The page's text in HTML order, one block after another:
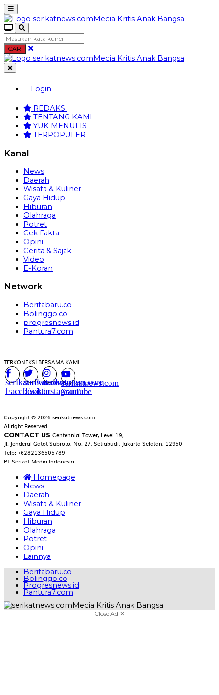
CARI
Login
REDAKSI
TENTANG KAMI
YUK MENULIS
TERPOPULER
Kanal
News
Daerah
Wisata & Kuliner
Gaya Hidup
Hiburan
Olahraga
Potret
Cek Fakta
Opini
Cerita & Sajak
Video
E-Koran
Network
Beritabaru.co
Bolinggo.co
progresnews.id
Pantura7.com
TERKONEKSI BERSAMA KAMI
serikatnews.com
Facebook
serikatnews.com
Twitter
serikatnews.com
Instagram
serikatnews.com
YouTube
Copyright © 2026 serikatnews.com
Allright Reserved
CONTACT US Centennial Tower, Level 19,
Jl. Jenderal Gatot Subroto, No. 27, Setiabudi, Jakarta Selatan, 12950
Telp: +6282136505789
PT Serikat Media Indonesia
Homepage
News
Daerah
Wisata & Kuliner
Gaya Hidup
Hiburan
Olahraga
Potret
Opini
Lainnya
Beritabaru.co
Bolinggo.co
Progresnews.id
Pantura7.com
Close Ad ✕